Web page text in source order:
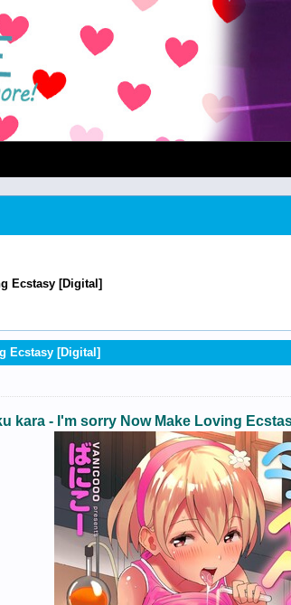
Ecstasy [Digital]
Ecstasy [Digital]
kara - I'm sorry Now Make Loving